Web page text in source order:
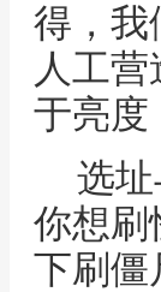
得，我
人工
于亮度
选
你想刷
下刷僵